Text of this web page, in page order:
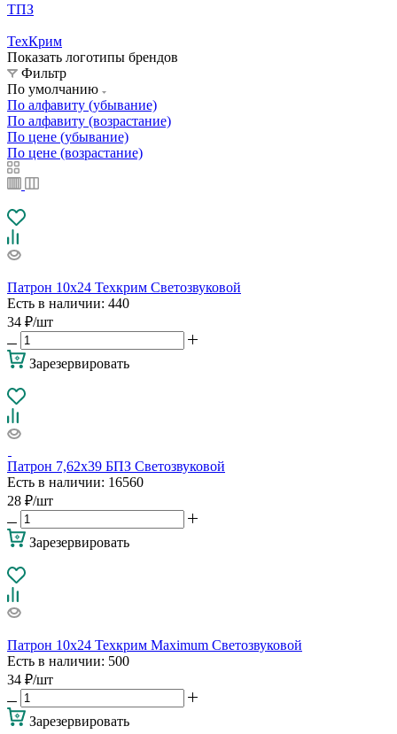
ТПЗ
ТехКрим
Показать логотипы брендов
Фильтр
По умолчанию
По алфавиту (убывание)
По алфавиту (возрастание)
По цене (убывание)
По цене (возрастание)
Патрон 10х24 Техкрим Светозвуковой
Есть в наличии: 440
34 ₽/шт
Зарезервировать
Патрон 7,62х39 БПЗ Светозвуковой
Есть в наличии: 16560
28 ₽/шт
Зарезервировать
Патрон 10х24 Техкрим Maximum Светозвуковой
Есть в наличии: 500
34 ₽/шт
Зарезервировать